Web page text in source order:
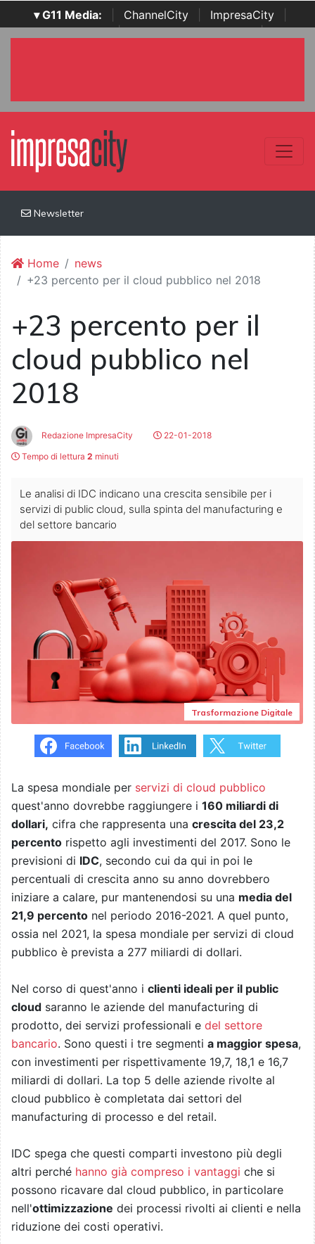
▾ G11 Media: ChannelCity ImpresaCity
SecurityOpenLab | Italian Channel Awards | Italian
Newsletter
Home
news
+23 percento per il cloud pubblico nel 2018
+23 percento per il
cloud pubblico nel
2018
Redazione ImpresaCity
22-01-2018
Tempo di lettura 2 minuti
Le analisi di IDC indicano una crescita sensibile per i
servizi di public cloud, sulla spinta del manufacturing e
del settore bancario
Trasformazione Digitale
La spesa mondiale per servizi di cloud pubblico
quest'anno dovrebbe raggiungere i 160 miliardi di
dollari, cifra che rappresenta una crescita del 23,2
percento rispetto agli investimenti del 2017. Sono le
previsioni di IDC, secondo cui da qui in poi le
percentuali di crescita anno su anno dovrebbero
iniziare a calare, pur mantenendosi su una media del
21,9 percento nel periodo 2016-2021. A quel punto,
ossia nel 2021, la spesa mondiale per servizi di cloud
pubblico è prevista a 277 miliardi di dollari.
Nel corso di quest'anno i clienti ideali per il public
cloud saranno le aziende del manufacturing di
prodotto, dei servizi professionali e del settore
bancario. Sono questi i tre segmenti a maggior spesa,
con investimenti per rispettivamente 19,7, 18,1 e 16,7
miliardi di dollari. La top 5 delle aziende rivolte al
cloud pubblico è completata dai settori del
manufacturing di processo e del retail.
IDC spega che questi comparti investono più degli
altri perché hanno già compreso i vantaggi che si
possono ricavare dal cloud pubblico, in particolare
nell'ottimizzazione dei processi rivolti ai clienti e nella
riduzione dei costi operativi.